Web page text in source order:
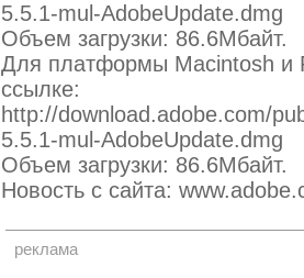
5.5.1-mul-AdobeUpdate.dmg
Объем загрузки: 86.6Мбайт.
Для платформы Macintosh и
ссылке:
http://download.adobe.com/
5.5.1-mul-AdobeUpdate.dmg
Объем загрузки: 86.6Мбайт.
Новость с сайта:
реклама